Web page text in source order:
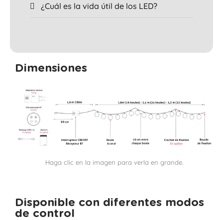
¿Cuál es la vida útil de los LED?
Dimensiones
Haga clic en la imagen para verla en grande.
Disponible con diferentes modos
de control